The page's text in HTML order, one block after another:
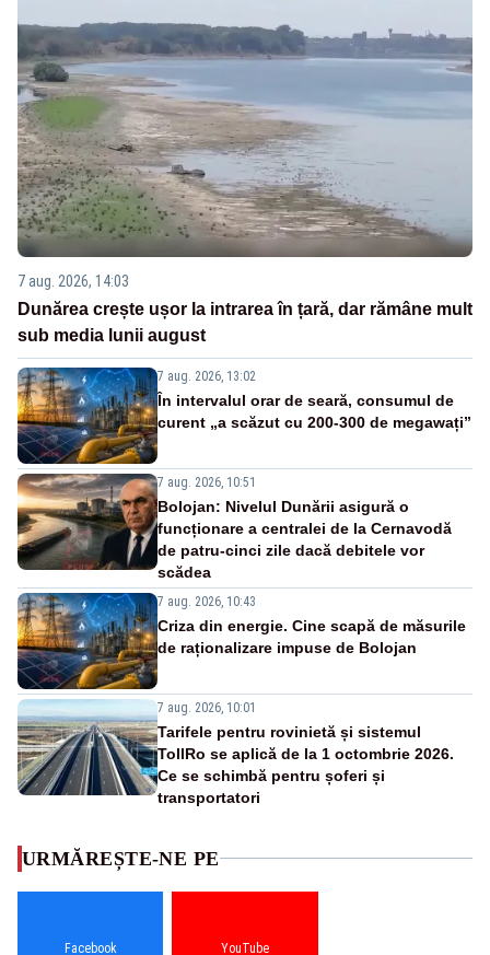
7 aug. 2026, 14:03
Dunărea crește ușor la intrarea în țară, dar rămâne mult
sub media lunii august
7 aug. 2026, 13:02
În intervalul orar de seară, consumul de
curent „a scăzut cu 200-300 de megawați”
7 aug. 2026, 10:51
Bolojan: Nivelul Dunării asigură o
funcționare a centralei de la Cernavodă
de patru-cinci zile dacă debitele vor
scădea
7 aug. 2026, 10:43
Criza din energie. Cine scapă de măsurile
de raționalizare impuse de Bolojan
7 aug. 2026, 10:01
Tarifele pentru rovinietă și sistemul
TollRo se aplică de la 1 octombrie 2026.
Ce se schimbă pentru șoferi și
transportatori
URMĂREȘTE-NE PE
Facebook YouTube